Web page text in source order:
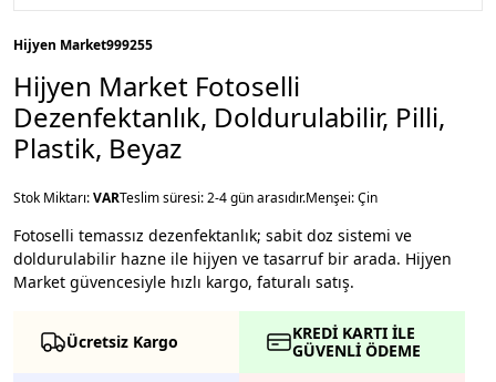
Hijyen Market999255
Hijyen Market Fotoselli
Dezenfektanlık, Doldurulabilir, Pilli,
Plastik, Beyaz
Stok Miktarı:VARTeslim süresi: 2-4 gün arasıdır.Menşei: Çin
Fotoselli temassız dezenfektanlık; sabit doz sistemi ve
doldurulabilir hazne ile hijyen ve tasarruf bir arada. Hijyen
Market güvencesiyle hızlı kargo, faturalı satış.
Ücretsiz Kargo
KREDİ KARTI İLE
GÜVENLİ ÖDEME